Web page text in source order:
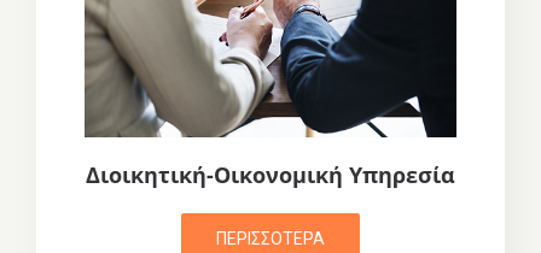
Διοικητική-Οικονομική Υπηρεσία
ΠΕΡΙΣΣΟΤΕΡΑ